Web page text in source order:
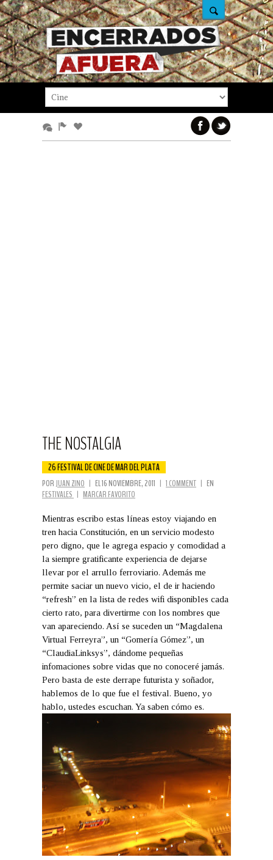
THE NOSTALGIA
26 FESTIVAL DE CINE DE MAR DEL PLATA
POR JUAN ZINO | EL 16 NOVIEMBRE, 2011 | 1 COMMENT | EN
FESTIVALES | MARCAR FAVORITO
Mientras escribo estas líneas estoy viajando en
tren hacia Constitución, en un servicio modesto
pero digno, que le agrega espacio y comodidad a
la siempre gratificante experiencia de dejarse
llevar por el arrullo ferroviario. Además me
permite saciar un nuevo vicio, el de ir haciendo
“refresh” en la lista de redes wifi disponibles cada
cierto rato, para divertirme con los nombres que
van apareciendo. Así se suceden un “Magdalena
Virtual Ferreyra”, un “Gomería Gómez”, un
“ClaudiaLinksys”, dándome pequeñas
infomaciones sobre vidas que no conoceré jamás.
Pero basta de este derrape futurista y soñador,
hablemos de lo que fue el festival. Bueno, yo
hablo, ustedes escuchan. Ya saben cómo es.